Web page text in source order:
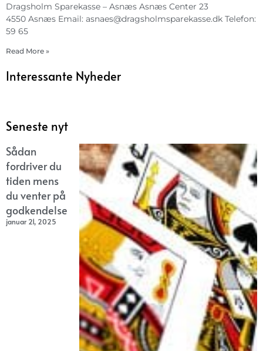
Dragsholm Sparekasse – Asnæs Asnæs Center 23
4550 Asnæs Email: asnaes@dragsholmsparekasse.dk Telefon:
59 65
Read More »
Interessante Nyheder
Seneste nyt
Sådan
fordriver du
tiden mens
du venter på
godkendelse
januar 21, 2025